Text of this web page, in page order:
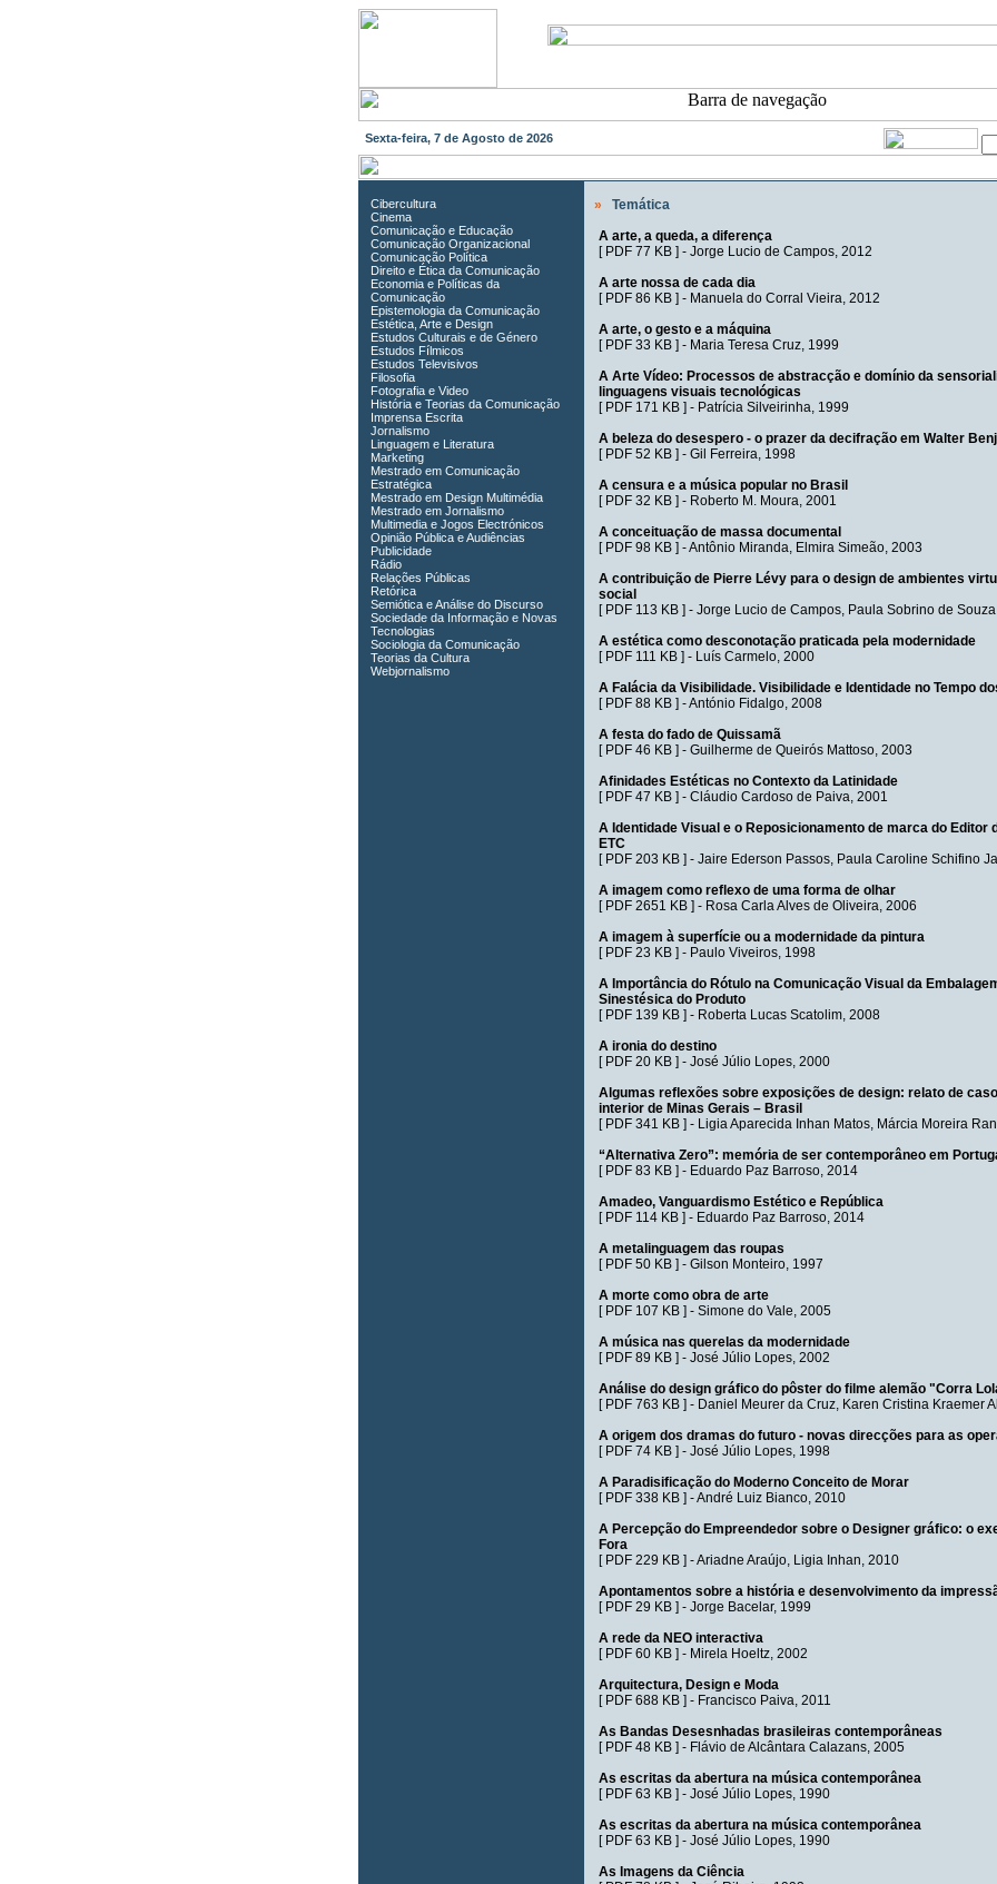
Sexta-feira, 7 de Agosto de 2026
Cibercultura
Cinema
Comunicação e Educação
Comunicação Organizacional
Comunicação Política
Direito e Ética da Comunicação
Economia e Políticas da
Comunicação
Epistemologia da Comunicação
Estética, Arte e Design
Estudos Culturais e de Género
Estudos Fílmicos
Estudos Televisivos
Filosofia
Fotografia e Video
História e Teorias da Comunicação
Imprensa Escrita
Jornalismo
Linguagem e Literatura
Marketing
Mestrado em Comunicação
Estratégica
Mestrado em Design Multimédia
Mestrado em Jornalismo
Multimedia e Jogos Electrónicos
Opinião Pública e Audiências
Publicidade
Rádio
Relações Públicas
Retórica
Semiótica e Análise do Discurso
Sociedade da Informação e Novas
Tecnologias
Sociologia da Comunicação
Teorias da Cultura
Webjornalismo
»
Temática
A arte, a queda, a diferença
[ PDF 77 KB] - Jorge Lucio de Campos, 2012
A arte nossa de cada dia
[ PDF 86 KB] - Manuela do Corral Vieira, 2012
A arte, o gesto e a máquina
[ PDF 33 KB] - Maria Teresa Cruz, 1999
A Arte Vídeo: Processos de abstracção e domínio da
linguagens visuais tecnológicas
[ PDF 171 KB] - Patrícia Silveirinha, 1999
A beleza do desespero - o prazer da decifração em Walter
[ PDF 52 KB] - Gil Ferreira, 1998
A censura e a música popular no Brasil
[ PDF 32 KB] - Roberto M. Moura, 2001
A conceituação de massa documental
[ PDF 98 KB] -Antônio Miranda, Elmira Simeão, 2003
A contribuição de Pierre Lévy para o design de ambientes
social
[ PDF 113 KB] - Jorge Lucio de Campos, Paula Sobrino de
A estética como desconotação praticada pela modernidade
[ PDF 111 KB] - Luís Carmelo, 2000
A Falácia da Visibilidade. Visibilidade e Identidade no Tempo
[ PDF 88 KB] -António Fidalgo, 2008
A festa do fado de Quissamã
[ PDF 46 KB] - Guilherme de Queirós Mattoso, 2003
Afinidades Estéticas no Contexto da Latinidade
[ PDF 47 KB] - Cláudio Cardoso de Paiva, 2001
A Identidade Visual e o Reposicionamento de marca do Editor
ETC
[ PDF 203 KB] - Jaire Ederson Passos, Paula Caroline Schifino
A imagem como reflexo de uma forma de olhar
[ PDF 2651 KB] - Rosa Carla Alves de Oliveira, 2006
A imagem à superfície ou a modernidade da pintura
[ PDF 23 KB] - Paulo Viveiros, 1998
A Importância do Rótulo na Comunicação Visual da
Sinestésica do Produto
[ PDF 139 KB] - Roberta Lucas Scatolim, 2008
A ironia do destino
[ PDF 20 KB] - José Júlio Lopes, 2000
Algumas reflexões sobre exposições de design: relato de
interior de Minas Gerais – Brasil
[ PDF 341 KB] - Ligia Aparecida Inhan Matos, Márcia Moreira
“Alternativa Zero”: memória de ser contemporâneo em
[ PDF 83 KB] - Eduardo Paz Barroso, 2014
Amadeo, Vanguardismo Estético e República
[ PDF 114 KB] - Eduardo Paz Barroso, 2014
A metalinguagem das roupas
[ PDF 50 KB] - Gilson Monteiro, 1997
A morte como obra de arte
[ PDF 107 KB] - Simone do Vale, 2005
A música nas querelas da modernidade
[ PDF 89 KB] - José Júlio Lopes, 2002
Análise do design gráfico do pôster do filme alemão "Corra
[ PDF 763 KB] - Daniel Meurer da Cruz, Karen Cristina Kraemer
A origem dos dramas do futuro - novas direcções para as
[ PDF 74 KB] - José Júlio Lopes, 1998
A Paradisificação do Moderno Conceito de Morar
[ PDF 338 KB] -André Luiz Bianco, 2010
A Percepção do Empreendedor sobre o Designer gráfico: o
Fora
[ PDF 229 KB] -Ariadne Araújo, Ligia Inhan, 2010
Apontamentos sobre a história e desenvolvimento da
[ PDF 29 KB] - Jorge Bacelar, 1999
A rede da NEO interactiva
[ PDF 60 KB] - Mirela Hoeltz, 2002
Arquitectura, Design e Moda
[ PDF 688 KB] - Francisco Paiva, 2011
As Bandas Desesnhadas brasileiras contemporâneas
[ PDF 48 KB] - Flávio de Alcântara Calazans, 2005
As escritas da abertura na música contemporânea
[ PDF 63 KB] - José Júlio Lopes, 1990
As escritas da abertura na música contemporânea
[ PDF 63 KB] - José Júlio Lopes, 1990
As Imagens da Ciência